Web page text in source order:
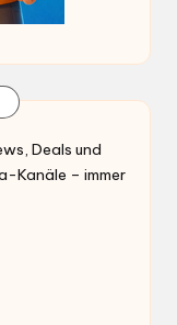
Deals und
Kanäle – immer